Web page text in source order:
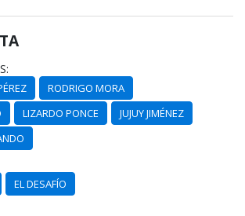
RODRIGO MORA
LIZARDO PONCE
JUJUY JIMÉNEZ
EL DESAFÍO